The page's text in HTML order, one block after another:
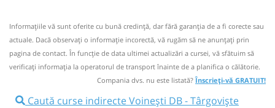
Circulă doar luni, marți, miercuri, joi și vineri
Nu a circulat?Semnalați aici
NOU!Pune poze din călătoria ta⤣
12:55 Voinești DB Centru
Informaţiile vă sunt oferite cu bună credinţă, dar fără garanţia de a fi corecte sau
actuale. Dacă observați o informaţie incorectă, vă rugăm să ne anunțați prin
pagina de contact. În funcție de data ultimei actualizări a cursei, vă sfătuim să
verificaţi informaţia la operatorul de transport înainte de a planifica o călătorie.
Compania dvs. nu este listată?Înscrieți-vă GRATUIT!
Caută curse indirecte Voinești DB - Târgoviște